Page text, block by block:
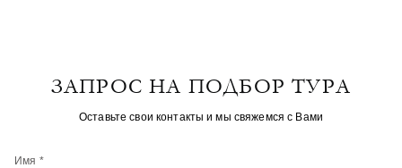
ЗАПРОС НА ПОДБОР ТУРА
Оставьте свои контакты и мы свяжемся с Вами
Имя *